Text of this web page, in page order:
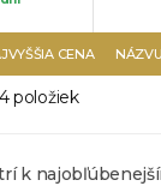
CENA
položiek
k